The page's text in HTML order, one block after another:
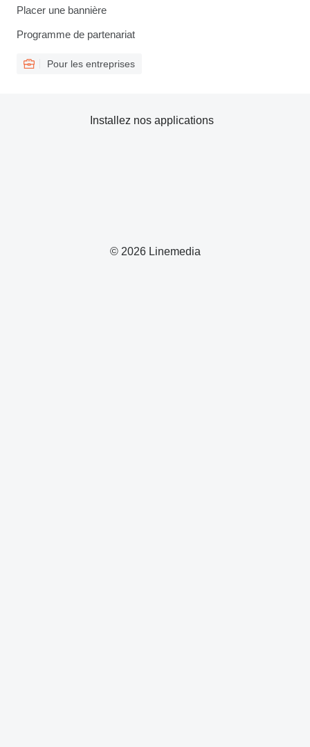
Placer une bannière
Programme de partenariat
Pour les entreprises
© 2026 Linemedia
Installez nos applications